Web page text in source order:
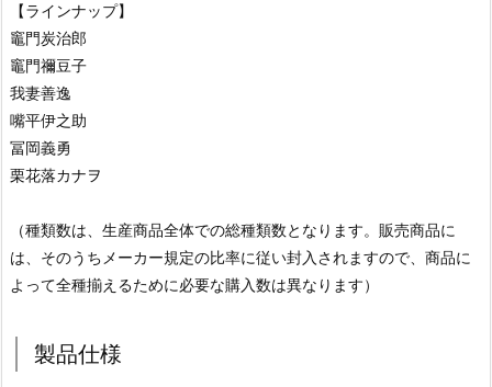
【ラインナップ】
竈門炭治郎
竈門禰豆子
我妻善逸
嘴平伊之助
冨岡義勇
栗花落カナヲ
（種類数は、生産商品全体での総種類数となります。販売商品に
は、そのうちメーカー規定の比率に従い封入されますので、商品に
よって全種揃えるために必要な購入数は異なります）
製品仕様